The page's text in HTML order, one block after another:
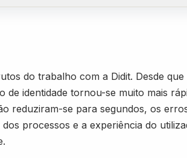
do trabalho com a Didit. Desde que
de identidade tornou-se muito mais
reduziram-se para segundos, os
processos e a experiência do